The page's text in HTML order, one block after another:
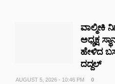
ವಾಲ್ಮೀಕಿ
ಅಧ್ಯಕ್ಷ
ಹೇಳಿದ
ದದ್ದಲ್
AUGUST 5, 2026 - 10:46 PM 0